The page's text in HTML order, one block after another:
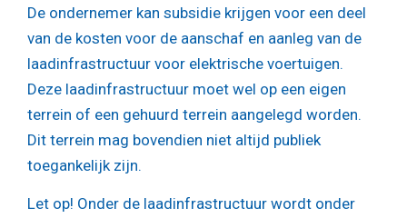
De ondernemer kan subsidie krijgen voor een deel
van de kosten voor de aanschaf en aanleg van de
laadinfrastructuur voor elektrische voertuigen.
Deze laadinfrastructuur moet wel op een eigen
terrein of een gehuurd terrein aangelegd worden.
Dit terrein mag bovendien niet altijd publiek
toegankelijk zijn.
Let op! Onder de laadinfrastructuur wordt onder